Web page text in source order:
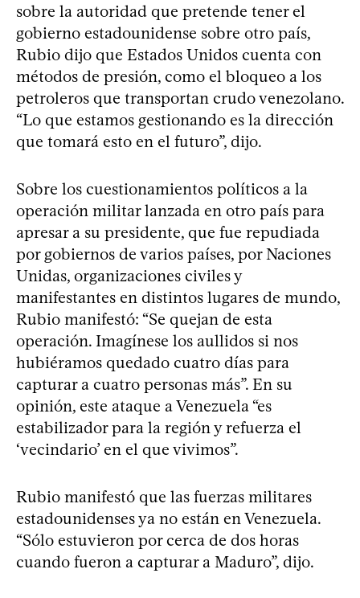
sobre la autoridad que pretende tener el
gobierno estadounidense sobre otro país,
Rubio dijo que Estados Unidos cuenta con
métodos de presión, como el bloqueo a los
petroleros que transportan crudo venezolano.
“Lo que estamos gestionando es la dirección
que tomará esto en el futuro”, dijo.
Sobre los cuestionamientos políticos a la
operación militar lanzada en otro país para
apresar a su presidente, que fue repudiada
por gobiernos de varios países, por Naciones
Unidas, organizaciones civiles y
manifestantes en distintos lugares de mundo,
Rubio manifestó: “Se quejan de esta
operación. Imagínese los aullidos si nos
hubiéramos quedado cuatro días para
capturar a cuatro personas más”. En su
opinión, este ataque a Venezuela “es
estabilizador para la región y refuerza el
‘vecindario’ en el que vivimos”.
Rubio manifestó que las fuerzas militares
estadounidenses ya no están en Venezuela.
“Sólo estuvieron por cerca de dos horas
cuando fueron a capturar a Maduro”, dijo.